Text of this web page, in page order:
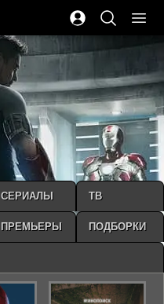
СЕРИАЛЫ ТВ
ПРЕМЬЕРЫ ПОДБОРКИ